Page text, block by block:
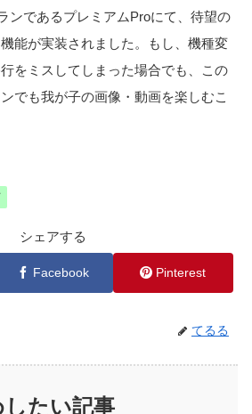
ンであるプレミアムProにて、待望の
能が実装されました。もし、機種変
をミスしてしまった場合でも、この
でも我が子の画像・動画を楽しむこ
シェアする
Facebook Pinterest
てるる
たい記事